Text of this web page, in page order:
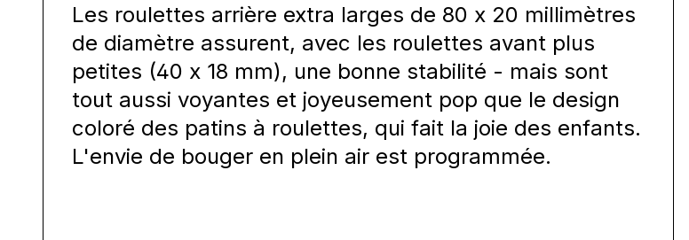
Les roulettes arrière extra larges de 80 x 20 millimètres
de diamètre assurent, avec les roulettes avant plus
petites (40 x 18 mm), une bonne stabilité - mais sont
tout aussi voyantes et joyeusement pop que le design
coloré des patins à roulettes, qui fait la joie des enfants.
L'envie de bouger en plein air est programmée.